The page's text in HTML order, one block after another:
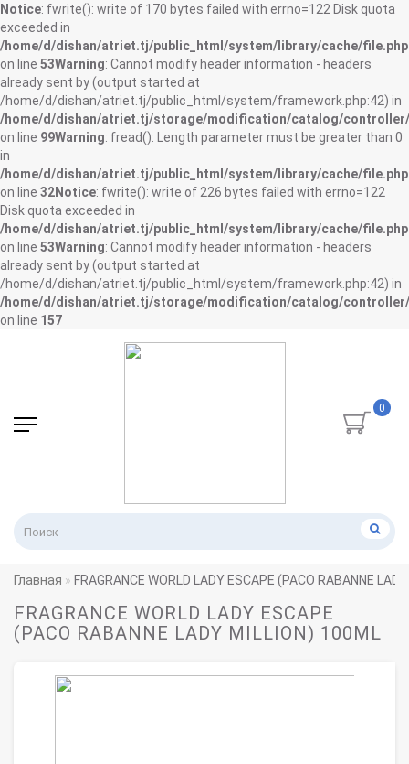
Notice: fwrite(): write of 170 bytes failed with errno=122 Disk quota
exceeded in
/home/d/dishan/atriet.tj/public_html/system/library/cache/file.php
on line 53Warning: Cannot modify header information - headers
already sent by (output started at
/home/d/dishan/atriet.tj/public_html/system/framework.php:42) in
/home/d/dishan/atriet.tj/storage/modification/catalog/
on line 99Warning: fread(): Length parameter must be greater than 0
in
/home/d/dishan/atriet.tj/public_html/system/library/cache/file.php
on line 32Notice: fwrite(): write of 226 bytes failed with errno=122
Disk quota exceeded in
/home/d/dishan/atriet.tj/public_html/system/library/cache/file.php
on line 53Warning: Cannot modify header information - headers
already sent by (output started at
/home/d/dishan/atriet.tj/public_html/system/framework.php:42) in
/home/d/dishan/atriet.tj/storage/modification/catalog/
on line 157
0
Главная FRAGRANCE WORLD LADY ESCAPE (PACO RABANNE
FRAGRANCE WORLD LADY ESCAPE
(PACO RABANNE LADY MILLION) 100ML